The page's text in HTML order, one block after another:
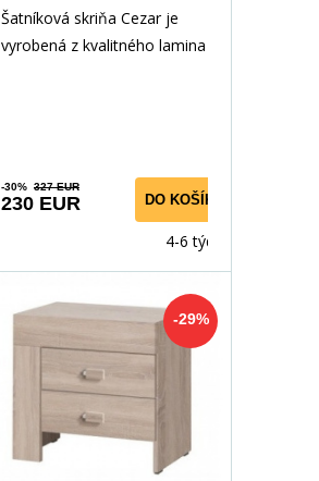
Šatníková skriňa Cezar je
vyrobená z kvalitného lamina
-30% 327 EUR
230 EUR DO KOŠÍKA
4-6 týdnů
-29%